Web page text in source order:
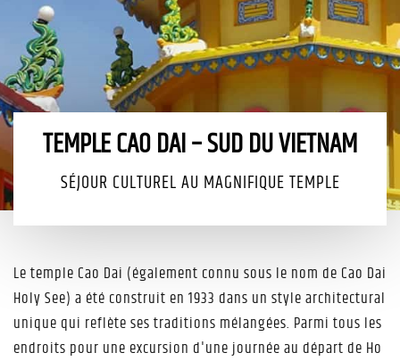
TEMPLE CAO DAI – SUD DU VIETNAM
SÉJOUR CULTUREL AU MAGNIFIQUE TEMPLE
Le temple Cao Dai (également connu sous le nom de Cao Dai
Holy See) a été construit en 1933 dans un style architectural
unique qui reflète ses traditions mélangées. Parmi tous les
endroits pour une excursion d'une journée au départ de Ho